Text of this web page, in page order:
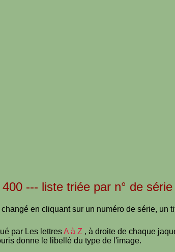
--- liste triée par n° de série
en cliquant sur un numéro de série, un
par Les lettresA à Z , à droite de chaque
donne le libellé du type de l'image.